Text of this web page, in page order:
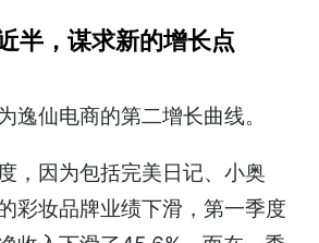
半，谋求新的增长点
逸仙电商的第二增长曲线。
，因为包括完美日记、小奥
彩妆品牌业绩下滑，第一季度